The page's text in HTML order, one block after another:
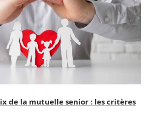
de la mutuelle senior : les critères